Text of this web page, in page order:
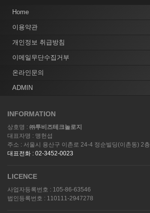
Home
이용약관
개인정보 취급방침
이메일무단수집거부
온라인문의
ADMIN
INFORMATION
상호명 : ㈜투비즈테크놀로지
대표자명 : 맹헌섭
주소 : 서울시 용산구 이촌로 24-4 정순빌딩(이촌동) 2층
대표전화 : 02-3452-0023
LICENCE
사업자등록번호 : 105-86-63546
법인등록번호 : 110111-2947278